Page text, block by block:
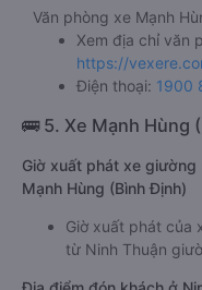
Văn phòng xe Mạnh
Xem địa chỉ văn
https://
Điện thoại: 1900
🚌 5. Xe Mạnh Hùng
Giờ xuất phát xe giường
Mạnh Hùng (Bình Định)
Giờ xuất phát của
từ Ninh Thuận